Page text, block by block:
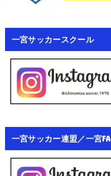
一宮サッカースクール
一宮サッカー連盟／一宮FA